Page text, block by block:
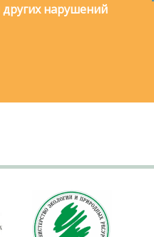
нарушений